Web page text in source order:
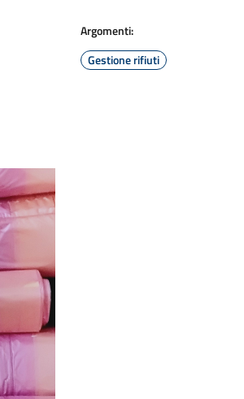
Argomenti:
Gestione rifiuti